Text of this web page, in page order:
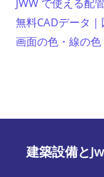
JWW で使える配
無料CADデータ
画面の色・線の
建築設備と